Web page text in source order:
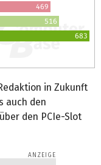
469
516
683
in Zukunft
auch den
den PCIe-Slot